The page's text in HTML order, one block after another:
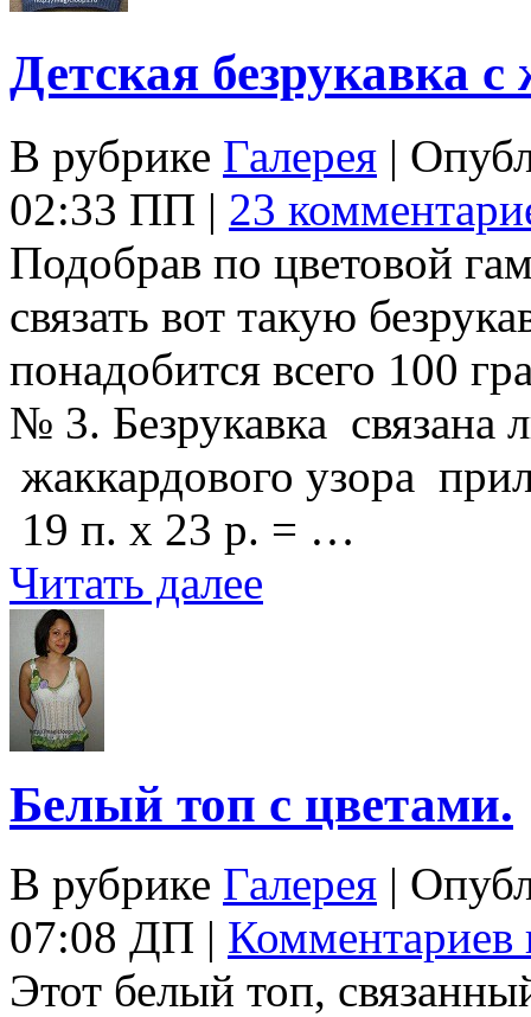
Детская
В рубрике Галерея |
02:33 ПП | 23
Подобрав по цветовой
связать вот такую
понадобится всего 100
№ 3. Безрукавка связана
жаккардового узора
19 п. х 23 р. = …
Читать далее
Белый топ с цветами.
В рубрике Галерея |
07:08 ДП | Комментариев
Этот белый топ,